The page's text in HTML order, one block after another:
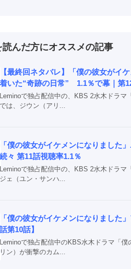
読んだ方にオススメの記事
【最終回ネタバレ】「僕の彼女がイ
着いた“奇跡の日常” 1.1％で幕｜第
Leminoで独占配信中の、KBS 2水木ドラマ
では、ジウン（アリ...
「僕の彼女がイケメンになりました
続々 第11話視聴率1.1％
Leminoで独占配信中の、KBS 2水木ドラ
ジェ（ユン・サンハ...
「僕の彼女がイケメンになりました
話第10話】
Leminoで独占配信中のKBS水木ドラマ「
リン）が衝撃のカム...